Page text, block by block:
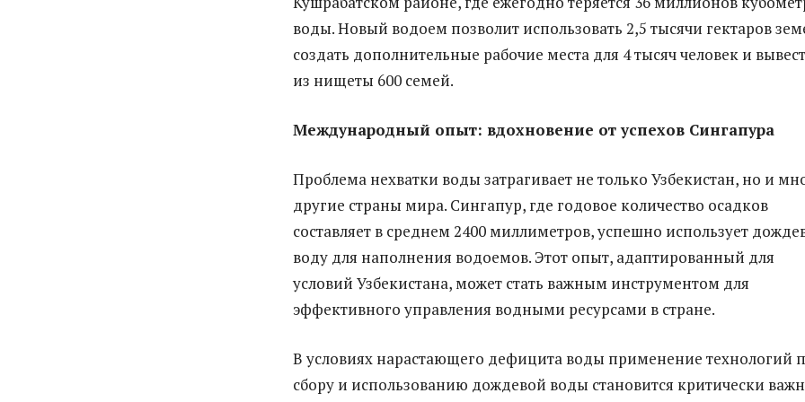
воды. Новый водоем позволит использовать 2,5 тысячи гектаров
создать дополнительные рабочие места для 4 тысяч человек и
из нищеты 600 семей.
Международный опыт: вдохновение от успехов Сингапура
Проблема нехватки воды затрагивает не только Узбекистан, но и
другие страны мира. Сингапур, где годовое количество осадков
составляет в среднем 2400 миллиметров, успешно использует
воду для наполнения водоемов. Этот опыт, адаптированный для
условий Узбекистана, может стать важным инструментом для
эффективного управления водными ресурсами в стране.
В условиях нарастающего дефицита воды применение технологий
сбору и использованию дождевой воды становится критически